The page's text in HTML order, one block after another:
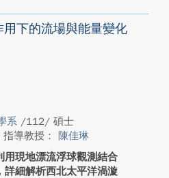
下的流場與能量變化
系 /112/ 碩士
指導教授： 陳佳琳
用現地漂流浮球觀測結合
詳細解析西北太平洋渦漩